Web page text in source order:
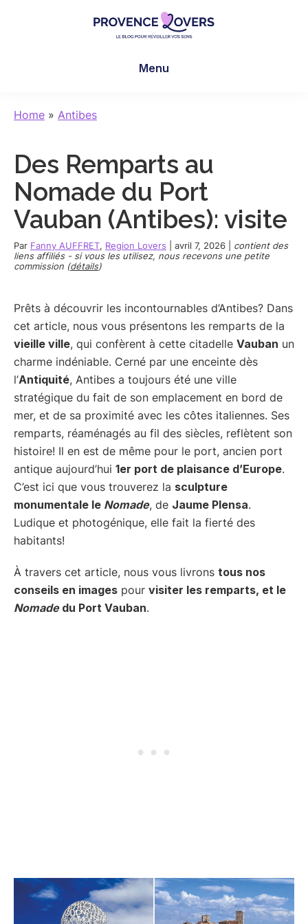
sens
-
Le
blog
de
et
Manu
Menu
Home » Antibes
Des Remparts au
Nomade du Port
Vauban (Antibes): visite
Par Fanny AUFFRET, Region Lovers avril 7, 2026
contient des
liens affiliés - si vous les utilisez, nous recevons une petite
commission (détails)
Prêts à découvrir les incontournables d’Antibes? Dans
cet article, nous vous présentons les remparts de la
vieille ville, qui confèrent à cette citadelle Vauban un
charme indéniable. Cerné par une enceinte dès
l’Antiquité, Antibes a toujours été une ville
stratégique du fait de son emplacement en bord de
mer, et de sa proximité avec les côtes italiennes. Ses
remparts, réaménagés au fil des siècles, reflètent son
histoire! Il en est de même pour le port, ancien port
antique aujourd’hui 1er port de plaisance d’Europe.
C’est ici que vous trouverez la sculpture
monumentale le Nomade, de Jaume Plensa.
Ludique et photogénique, elle fait la fierté des
habitants!
À travers cet article, nous vous livrons tous nos
conseils en images pour visiter les remparts, et le
Nomadedu Port Vauban.